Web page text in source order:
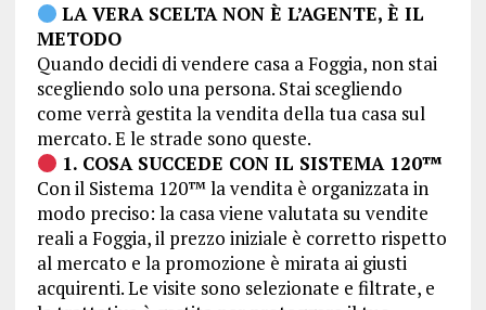
LA VERA SCELTA NON È L’AGENTE, È IL
METODO
Quando decidi di vendere casa a Foggia, non stai
scegliendo solo una persona. Stai scegliendo
come verrà gestita la vendita della tua casa sul
mercato. E le strade sono queste.
1. COSA SUCCEDE CON IL SISTEMA 120™
Con il Sistema 120™ la vendita è organizzata in
modo preciso: la casa viene valutata su vendite
reali a Foggia, il prezzo iniziale è corretto rispetto
al mercato e la promozione è mirata ai giusti
acquirenti. Le visite sono selezionate e filtrate, e